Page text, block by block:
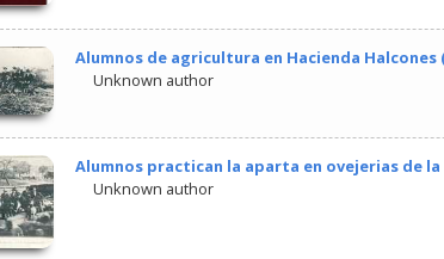
Alumnos de agricultura en Hacienda Halcones
Unknown author
Alumnos practican la aparta en ovejerias de la
Unknown author